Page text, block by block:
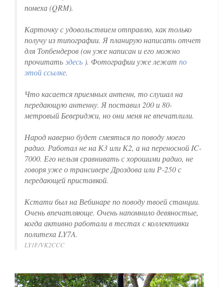
помеха (QRM).
Карточку с удовольствием отправлю, как только
получу из типографии. Я планирую написать отчет
для Топбендеров (он уже написан и его можно
прочитать здесь ). Фотографии уже лежат по
этой ссылке.
Что касается приемных антенн, то слушал на
передающую антенну. Я поставил 200 и 80-
метровый Бевериджи, но они меня не впечатлили.
Народ наверно будет смеяться по поводу моего
радио. Работал не на К3 или К2, а на переносной IC-
7000. Его нельзя сравнивать с хорошими радио, не
говоря уже о трансивере Дроздова или Р-250 с
передающей приставкой.
Кстати был на Вебинаре по поводу твоей станции.
Очень впечатляюще. Очень напомнило девяностые,
когда активно работали в тестах с коллективки
политеха LY7A.
LY1F/VK2CCC